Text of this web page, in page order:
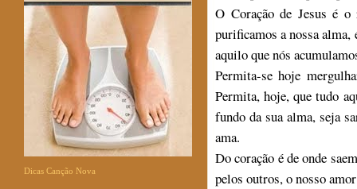
Dicas Canção Nova
O Coração de Jesus é
purificamos a nossa alma,
aquilo que nós
Permita-se hoje
Permita, hoje, que tudo
fundo da sua alma, seja
ama.
Do coração é de onde
pelos outros, o nosso